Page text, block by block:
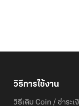
วิธีการใช้งาน
วิธีเติม Coin / ชำระเ